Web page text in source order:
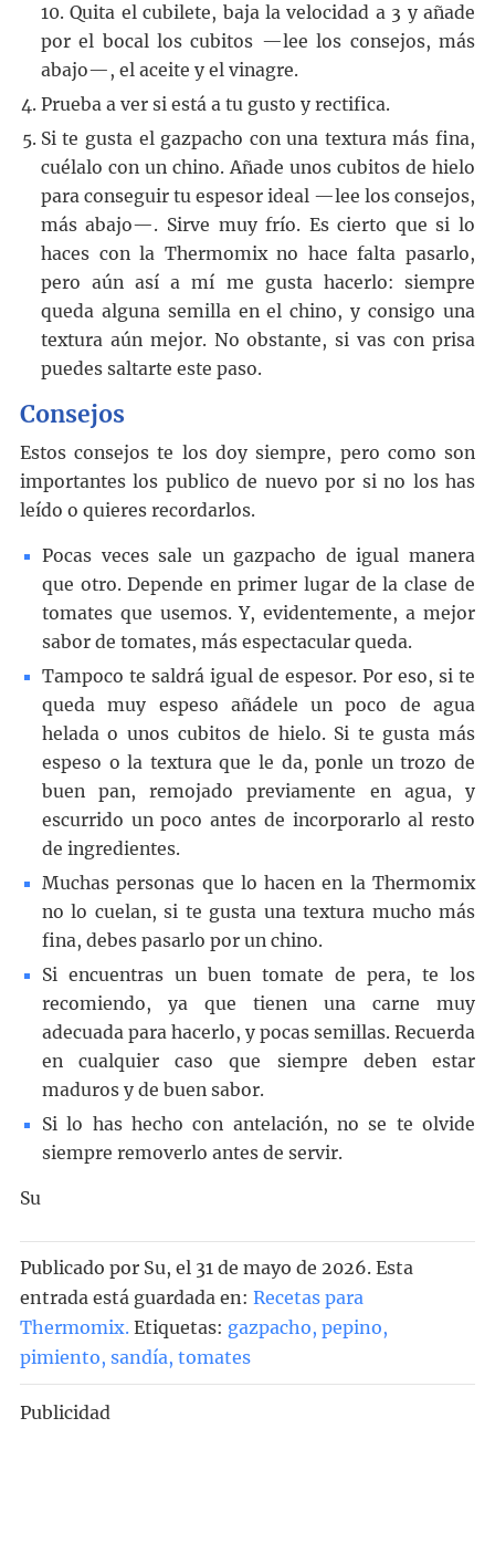
10. Quita el cubilete, baja la velocidad a 3 y añade
por el bocal los cubitos —lee los consejos, más
abajo—, el aceite y el vinagre.
Prueba a ver si está a tu gusto y rectifica.
Si te gusta el gazpacho con una textura más fina,
cuélalo con un chino. Añade unos cubitos de hielo
para conseguir tu espesor ideal —lee los consejos,
más abajo—. Sirve muy frío. Es cierto que si lo
haces con la Thermomix no hace falta pasarlo,
pero aún así a mí me gusta hacerlo: siempre
queda alguna semilla en el chino, y consigo una
textura aún mejor. No obstante, si vas con prisa
puedes saltarte este paso.
Consejos
Estos consejos te los doy siempre, pero como son
importantes los publico de nuevo por si no los has
leído o quieres recordarlos.
Pocas veces sale un gazpacho de igual manera
que otro. Depende en primer lugar de la clase de
tomates que usemos. Y, evidentemente, a mejor
sabor de tomates, más espectacular queda.
Tampoco te saldrá igual de espesor. Por eso, si te
queda muy espeso añádele un poco de agua
helada o unos cubitos de hielo. Si te gusta más
espeso o la textura que le da, ponle un trozo de
buen pan, remojado previamente en agua, y
escurrido un poco antes de incorporarlo al resto
de ingredientes.
Muchas personas que lo hacen en la Thermomix
no lo cuelan, si te gusta una textura mucho más
fina, debes pasarlo por un chino.
Si encuentras un buen tomate de pera, te los
recomiendo, ya que tienen una carne muy
adecuada para hacerlo, y pocas semillas. Recuerda
en cualquier caso que siempre deben estar
maduros y de buen sabor.
Si lo has hecho con antelación, no se te olvide
siempre removerlo antes de servir.
Su
Publicado por Su, el 31 de mayo de 2026. Esta
entrada está guardada en: Recetas para
Thermomix. Etiquetas: gazpacho, pepino,
pimiento, sandía, tomates
Publicidad